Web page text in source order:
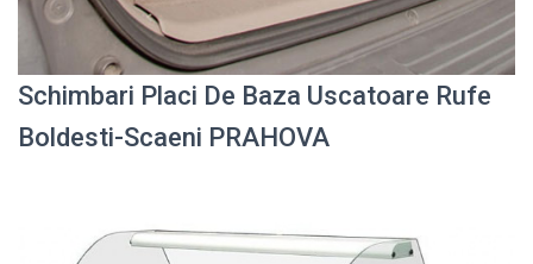
Schimbari Placi De Baza Uscatoare Rufe
Boldesti-Scaeni PRAHOVA